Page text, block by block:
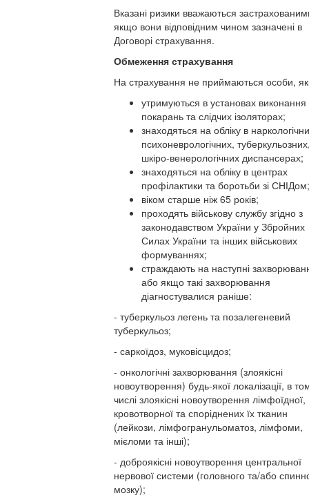
Вказані ризики вважаються
якщо вони відповідним чином зазначені в
Договорі страхування.
Обмеження страхування
На страхування не приймаються особи,
утримуються в установах виконання
покарань та слідчих ізоляторах;
знаходяться на обліку в
психоневрологічних,
шкіро-венерологічних диспансерах;
знаходяться на обліку в центрах
профілактики та боротьби зі СНІДом;
віком старше ніж 65 років;
проходять військову службу згідно з
законодавством України у Збройних
Силах України та інших військових
формуваннях;
страждають на наступні
або якщо такі захворювання
діагностувалися раніше:
- туберкульоз легень та позалегеневий
туберкульоз;
- саркоїдоз, муковісцидоз;
- онкологічні захворювання (злоякісні
новоутворення) будь-якої локалізації, в
числі злоякісні новоутворення лімфоїдної,
кровотворної та споріднених їх тканин
(лейкози, лімфогранульоматоз, лімфоми,
мієломи та інші);
- доброякісні новоутворення центральної
нервової системи (головного та/або
мозку);